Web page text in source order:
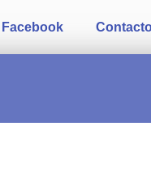
Facebook